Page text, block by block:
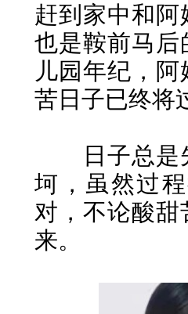
赶到家中和
也是鞍前马
儿园年纪，
苦日子已终将
日子总
坷，虽然过
对，不论酸
来。